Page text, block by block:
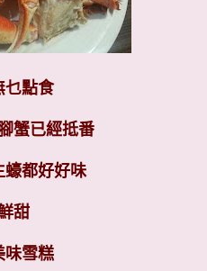
乜點食
蟹已經抵番
蠔都好好味
甜
味雪糕